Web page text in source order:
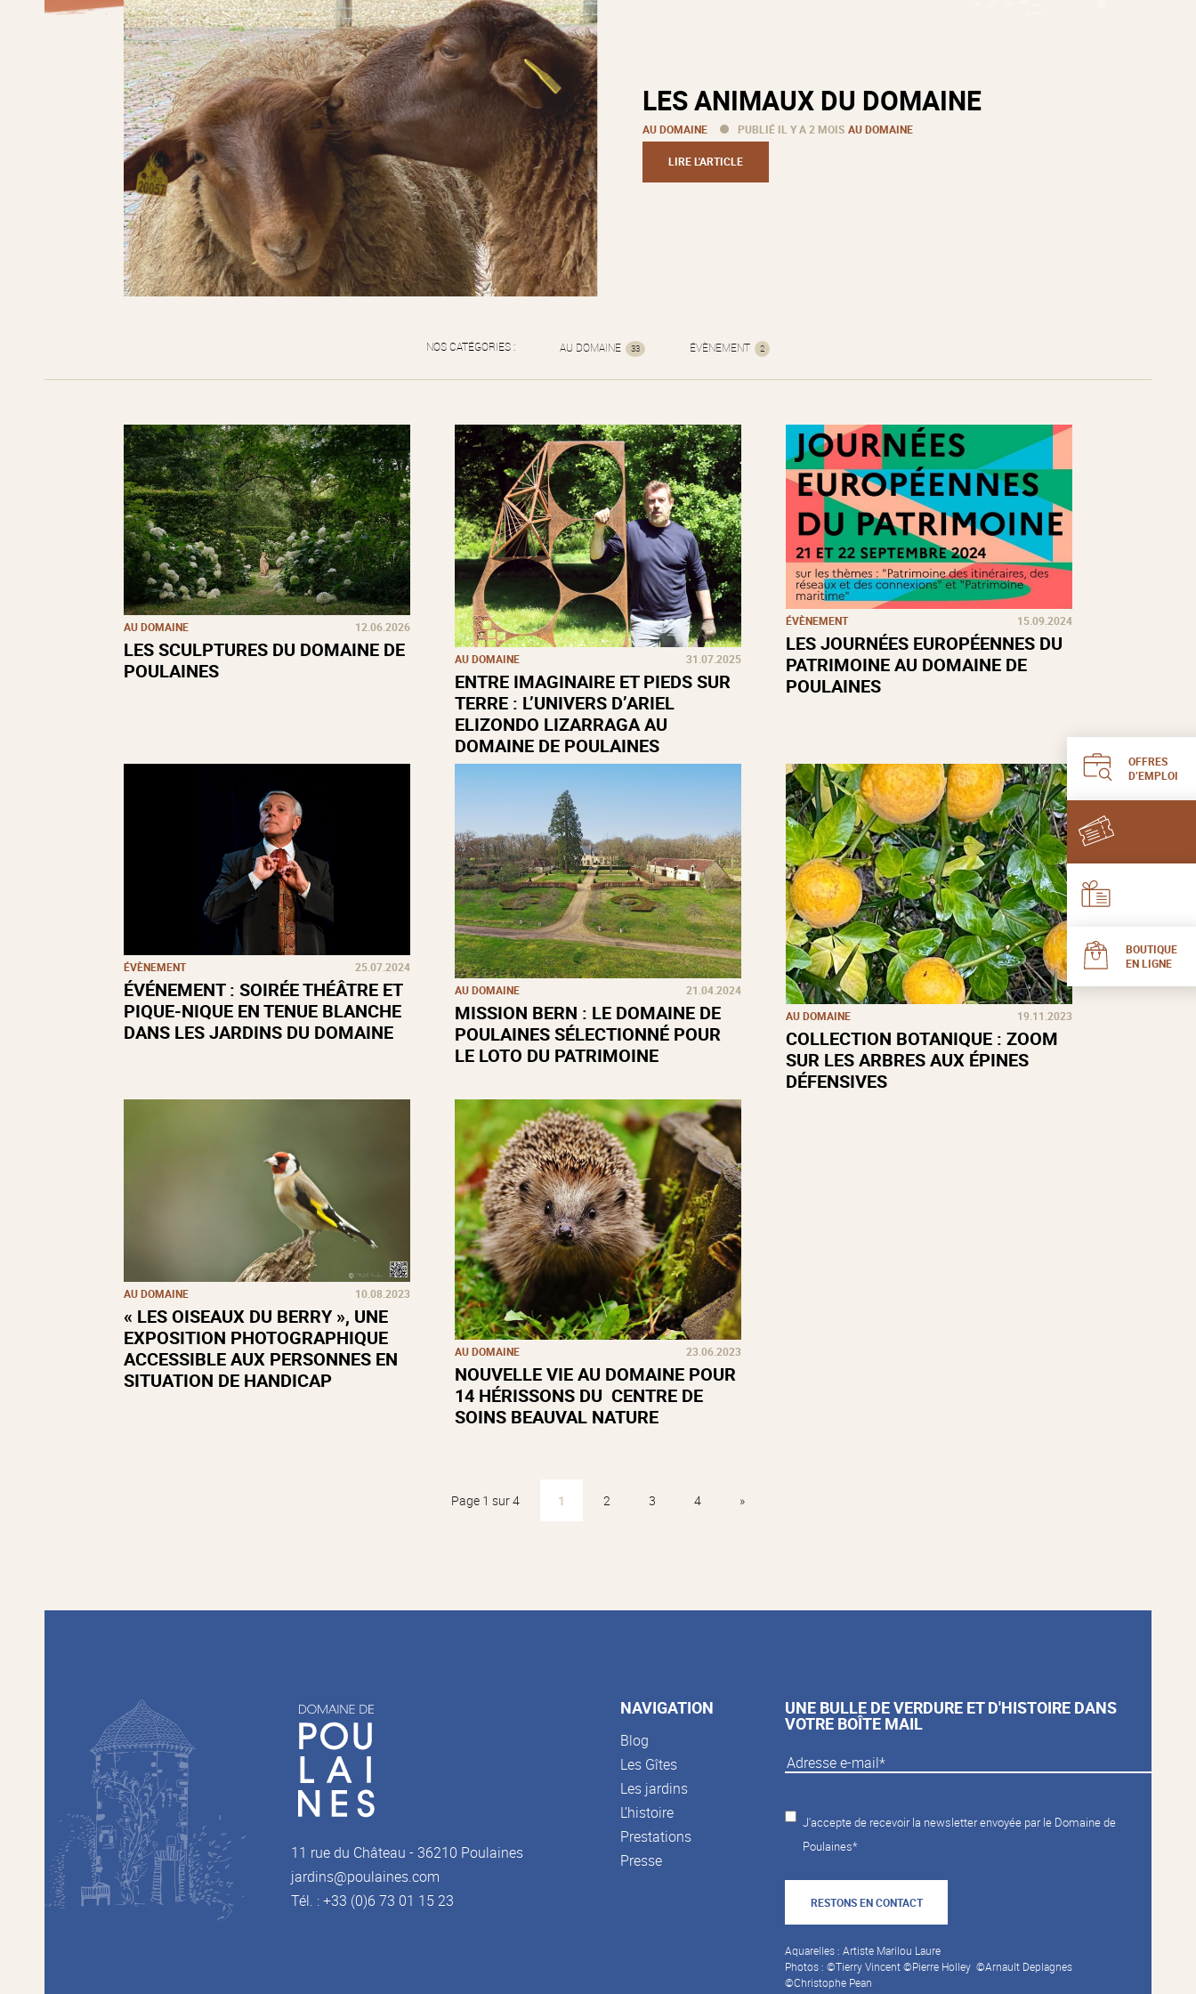
OFFRES
D’EMPLOI
BOUTIQUE
EN LIGNE
LES ANIMAUX DU DOMAINE
AU DOMAINE PUBLIÉ IL Y A 2 MOIS AU DOMAINE
LIRE L'ARTICLE
NOS CATÉGORIES : AU DOMAINE 33 ÉVÈNEMENT 2
AU DOMAINE 12.06.2026
LES SCULPTURES DU DOMAINE DE
POULAINES
AU DOMAINE 31.07.2025
ENTRE IMAGINAIRE ET PIEDS SUR
TERRE : L’UNIVERS D’ARIEL
ELIZONDO LIZARRAGA AU
DOMAINE DE POULAINES
ÉVÈNEMENT 15.09.2024
LES JOURNÉES EUROPÉENNES DU
PATRIMOINE AU DOMAINE DE
POULAINES
ÉVÈNEMENT 25.07.2024
ÉVÉNEMENT : SOIRÉE THÉÂTRE ET
PIQUE-NIQUE EN TENUE BLANCHE
DANS LES JARDINS DU DOMAINE
AU DOMAINE 21.04.2024
MISSION BERN : LE DOMAINE DE
POULAINES SÉLECTIONNÉ POUR
LE LOTO DU PATRIMOINE
AU DOMAINE 19.11.2023
COLLECTION BOTANIQUE : ZOOM
SUR LES ARBRES AUX ÉPINES
DÉFENSIVES
AU DOMAINE 10.08.2023
« LES OISEAUX DU BERRY », UNE
EXPOSITION PHOTOGRAPHIQUE
ACCESSIBLE AUX PERSONNES EN
SITUATION DE HANDICAP
AU DOMAINE 23.06.2023
NOUVELLE VIE AU DOMAINE POUR
14 HÉRISSONS DU CENTRE DE
SOINS BEAUVAL NATURE
Page 1 sur 4 1 2 3 4 »
11 rue du Château - 36210 Poulaines
jardins@poulaines.com
Tél. : +33 (0)6 73 01 15 23
NAVIGATION
Blog
Les Gîtes
Les jardins
L’histoire
Prestations
Presse
UNE BULLE DE VERDURE ET D'HISTOIRE DANS
VOTRE BOÎTE MAIL
J'accepte de recevoir la newsletter envoyée par le Domaine de
Poulaines*
RESTONS EN CONTACT
Aquarelles : Artiste Marilou Laure
Photos : ©Tierry Vincent ©Pierre Holley ©Arnault Deplagnes
©Christophe Pean